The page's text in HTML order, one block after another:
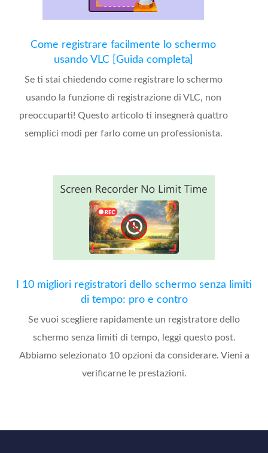
Come registrare facilmente lo schermo
usando VLC [Guida completa]
Se ti stai chiedendo come registrare lo schermo
usando la funzione di registrazione di VLC, non
preoccuparti! Questo articolo ti insegnerà quattro
semplici modi per farlo come un professionista.
I 10 migliori registratori dello schermo senza limiti
di tempo: pro e contro
Se vuoi scegliere rapidamente un registratore dello
schermo senza limiti di tempo, leggi questo post.
Abbiamo selezionato 10 opzioni da considerare. Vieni a
verificarne le prestazioni.